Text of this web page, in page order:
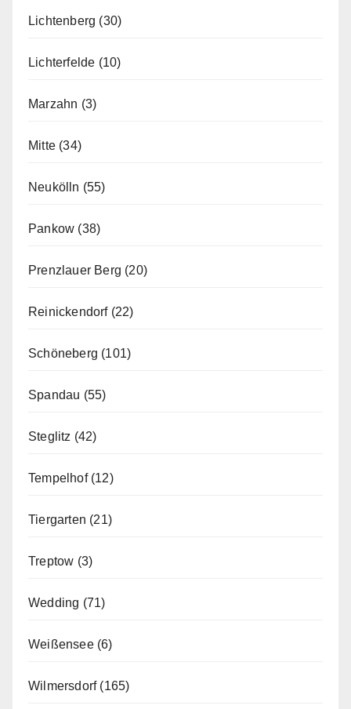
Lichtenberg (30)
Lichterfelde (10)
Marzahn (3)
Mitte (34)
Neukölln (55)
Pankow (38)
Prenzlauer Berg (20)
Reinickendorf(22)
Schöneberg (101)
Spandau (55)
Steglitz (42)
Tempelhof(12)
Tiergarten (21)
Treptow (3)
Wedding (71)
Weißensee(6)
Wilmersdorf(165)